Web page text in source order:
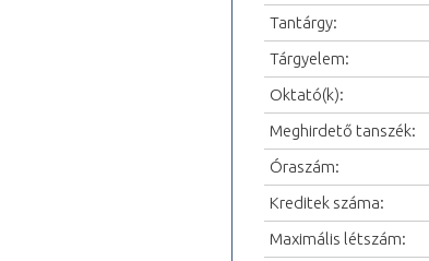
Tantárgy:
Tárgyelem:
Oktató(k):
Meghirdető tanszék:
Óraszám:
Kreditek száma:
Maximális létszám: